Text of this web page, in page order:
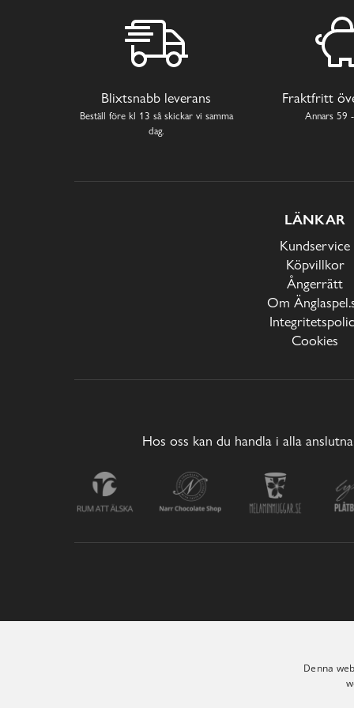
Blixtsnabb leverans
Beställ före kl 13 så skickar vi samma
dag.
Fraktfritt
Annars 59
LÄNKAR
Kundservice
Köpvillkor
Ångerrätt
Om
Cookies
Hos oss kan du handla i alla
Denna